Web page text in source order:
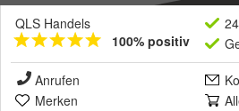
QLS Handels
100% positiv
Anrufen
Merken